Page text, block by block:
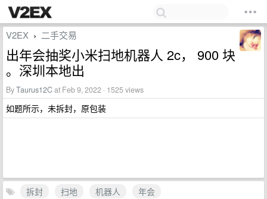
V2EX › 二手交易
出年会抽奖小米扫地机器人 2c， 900 块
。深圳本地出
ByTaurus12Cat Feb 9, 2022 · 1525 views
如题所示，未拆封，原包装
拆封 扫地 机器人
年会